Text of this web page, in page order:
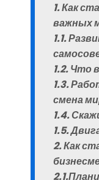
1. Как
важных
1.1.
1.2. Что
1.3.
смена
1.4.
1.5.
2. Как